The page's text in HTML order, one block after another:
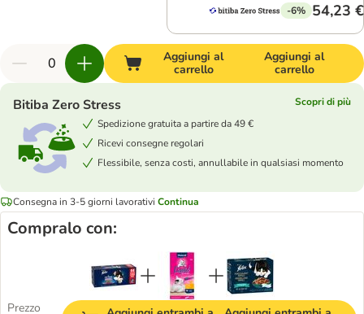
-6% 54,23 €
Aggiungi al
carrello
Aggiungi al
carrello
Bitiba Zero Stress
Scopri di più
Spedizione gratuita a partire da 49 €
Ricevi consegne regolari
Flessibile, senza costi, annullabile in qualsiasi momento
Consegna in 3-5 giorni lavorativi Continua
Compralo con:
Prezzo